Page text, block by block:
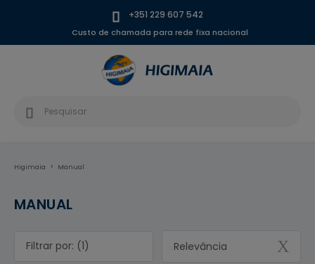
+351 229 607 542
Custo de chamada para rede fixa nacional
Higimaia Manual
MANUAL
Filtrar por: (1) Relevância